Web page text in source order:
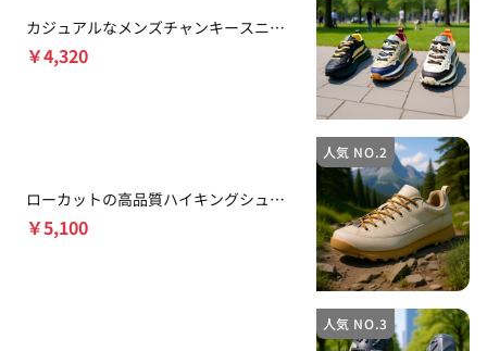
カジュアルなメンズチャンキースニー
カー
￥4,320
人気 NO.2
ローカットの高品質ハイキングシュー
ズ
￥5,100
人気 NO.3